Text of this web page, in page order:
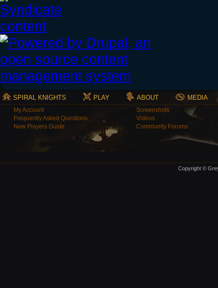
SPIRAL KNIGHTS PLAY ABOUT MEDIA
My Account
Frequently Asked Questions
New Players Guide
Screenshots
Videos
Community Forums
Copyright ©